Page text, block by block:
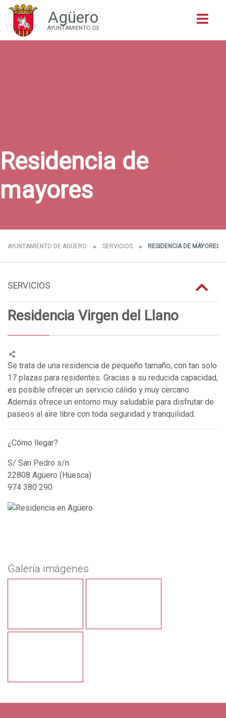
Agüero
AYUNTAMIENTO DE
Residencia de
mayores
AYUNTAMIENTO DE AGÜERO SERVICIOS RESIDENCIA DE MAYORES
SERVICIOS
Residencia Virgen del Llano
Se trata de una residencia de pequeño tamaño, con tan solo
17 plazas para residentes. Gracias a su reducida capacidad,
es posible ofrecer un servicio cálido y muy cercano.
Además ofrece un entorno muy saludable para disfrutar de
paseos al aire libre con toda seguridad y tranquilidad.
¿Cómo llegar?
S/ San Pedro s/n
22808 Agüero (Huesca)
974 380 290
Galería imágenes